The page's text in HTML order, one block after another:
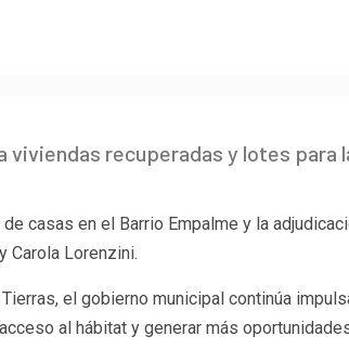
viviendas recuperadas y lotes
casas en el Barrio Empalme y la
Carola Lorenzini.
el gobierno municipal continúa
al hábitat y generar más